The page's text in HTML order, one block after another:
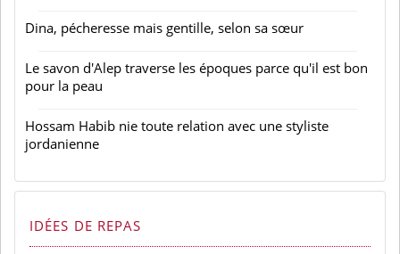
Dina, pécheresse mais gentille, selon sa sœur
Le savon d'Alep traverse les époques parce qu'il est bon
pour la peau
Hossam Habib nie toute relation avec une styliste
jordanienne
IDÉES DE REPAS